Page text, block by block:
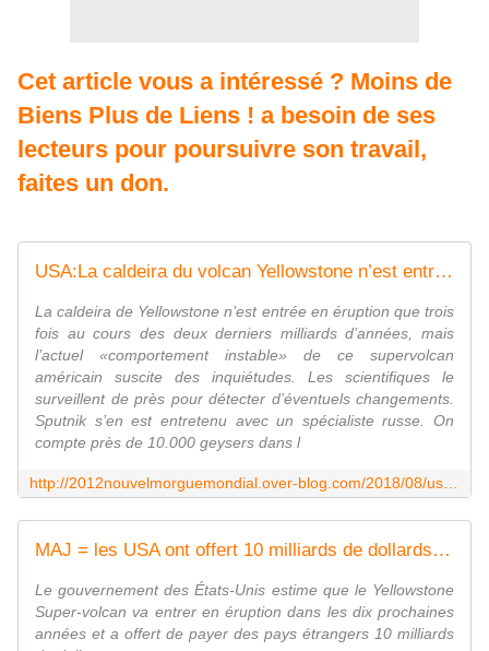
Cet article vous a intéressé ? Moins de
Biens Plus de Liens ! a besoin de ses
lecteurs pour poursuivre son travail,
faites un don.
USA:La caldeira du volcan Yellowstone n’est entrée en éruption que trois fois au cours des deux derniers milliards d’années, mais l’actuel «comportement instable» de ce supervolcan américain suscite des inquiétudes.
La caldeira de Yellowstone n’est entrée en éruption que trois
fois au cours des deux derniers milliards d’années, mais
l’actuel «comportement instable» de ce supervolcan
américain suscite des inquiétudes. Les scientifiques le
surveillent de près pour détecter d’éventuels changements.
Sputnik s’en est entretenu avec un spécialiste russe. On
compte près de 10.000 geysers dans l
MAJ = les USA ont offert 10 milliards de dollards /an pdt 10 ans au Congrès national africain pour loger des américains en vue de l'éruption du Yellowstone. - MOINS de BIENS PLUS de LIENS
Le gouvernement des États-Unis estime que le Yellowstone
Super-volcan va entrer en éruption dans les dix prochaines
années et a offert de payer des pays étrangers 10 milliards